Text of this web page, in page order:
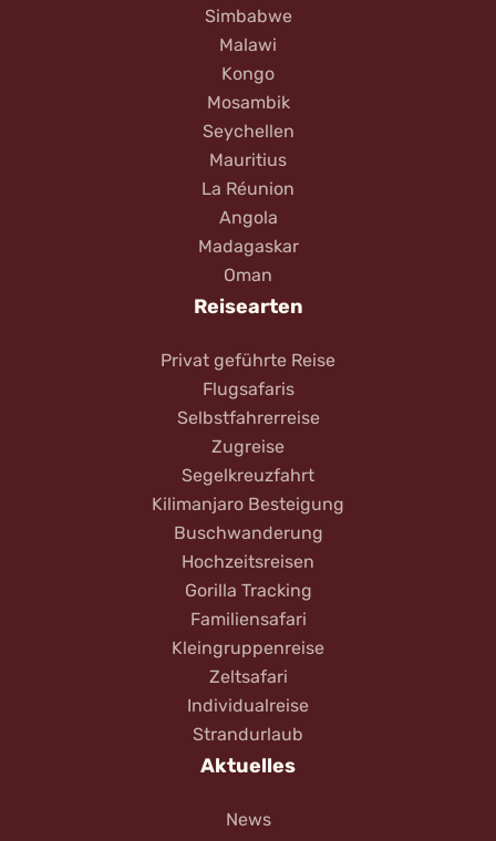
Simbabwe
Malawi
Kongo
Mosambik
Seychellen
Mauritius
La Réunion
Angola
Madagaskar
Oman
Reisearten
Privat geführte Reise
Flugsafaris
Selbstfahrerreise
Zugreise
Segelkreuzfahrt
Kilimanjaro Besteigung
Buschwanderung
Hochzeitsreisen
Gorilla Tracking
Familiensafari
Kleingruppenreise
Zeltsafari
Individualreise
Strandurlaub
Aktuelles
News